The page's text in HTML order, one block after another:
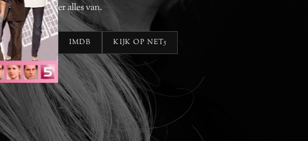
er alles van.
IMDB KIJK OP NET5